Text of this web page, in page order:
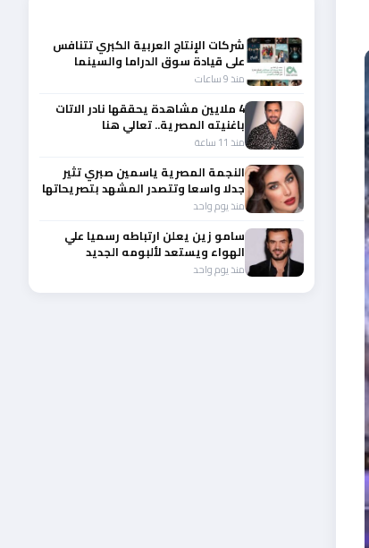
شركات الإنتاج العربية الكبري تتنافس
على قيادة سوق الدراما والسينما
والصباح في مقدمة المشهد الإقليمي
منذ 9 ساعات
4 ملايين مشاهدة يحققها نادر الاتات
باغنيته المصرية.. تعالي هنا
منذ 11 ساعة
النجمة المصرية ياسمين صبري تثير
جدلا واسعا وتتصدر المشهد بتصريحاتها
الأخيرة
منذ يوم واحد
سامو زين يعلن ارتباطه رسميا علي
الهواء ويستعد لألبومه الجديد
منذ يوم واحد